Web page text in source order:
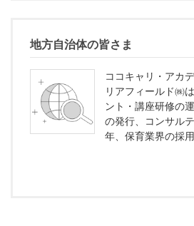
地方自治体の皆さま
ココキャリ・アカ
リアフィールド㈱
ント・講座研修の
の発行、コンサル
年、保育業界の採